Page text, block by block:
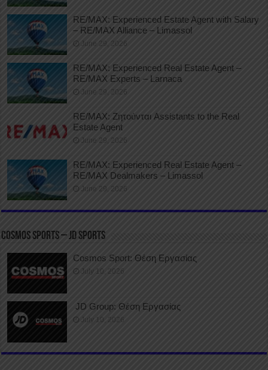
RE/MAX: Experienced Estate Agent with Salary
– RE/MAX Alliance – Limassol
June 29, 2026
RE/MAX: Experienced Real Estate Agent –
RE/MAX Experts – Larnaca
June 29, 2026
RE/MAX: Ζητούνται Assistants to the Real
Estate Agent
June 29, 2026
RE/MAX: Experienced Real Estate Agent –
RE/MAX Dealmakers – Limassol
June 29, 2026
COSMOS SPORTS – JD SPORTS
Cosmos Sport: Θέση Εργασίας
July 10, 2026
JD Group: Θέση Εργασίας
July 10, 2026